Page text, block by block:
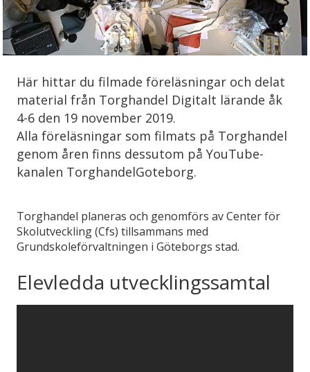
Här hittar du filmade föreläsningar och delat
material från Torghandel Digitalt lärande åk
4-6 den 19 november 2019.
Alla föreläsningar som filmats på Torghandel
genom åren finns dessutom på YouTube-
kanalen TorghandelGoteborg.
Torghandel planeras och genomförs av Center för
Skolutveckling (Cfs) tillsammans med
Grundskoleförvaltningen i Göteborgs stad.
Elevledda utvecklingssamtal